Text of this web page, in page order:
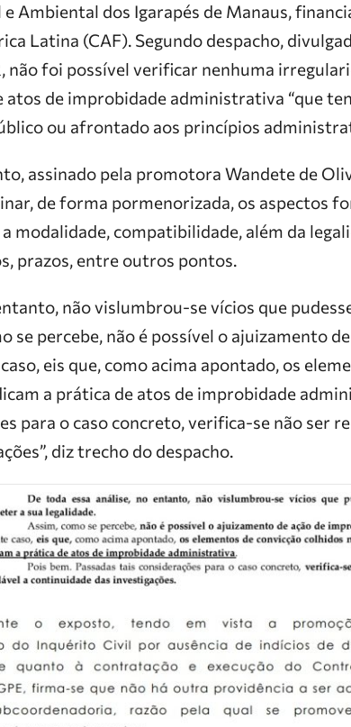
Ambiental dos Igarapés de Manaus,
Latina (CAF). Segundo despacho,
não foi possível verificar nenhuma
de improbidade administrativa “que
ou afrontado aos princípios
assinado pela promotora Wandete de
de forma pormenorizada, os aspectos
modalidade, compatibilidade, além da
prazos, entre outros pontos.
não vislumbrou-se vícios que
se percebe, não é possível o ajuizamento
eis que, como acima apontado, os
a prática de atos de improbidade
para o caso concreto, verifica-se não ser
diz trecho do despacho.